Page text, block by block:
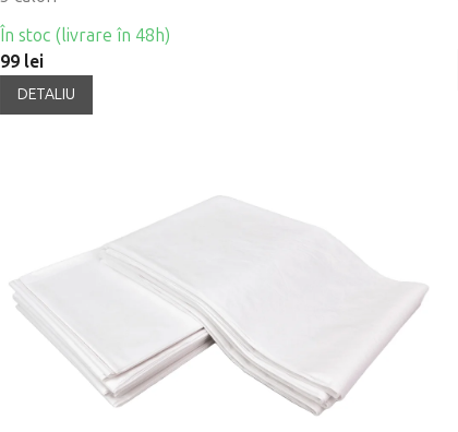
În stoc (livrare în 48h)
99 lei
DETALIU